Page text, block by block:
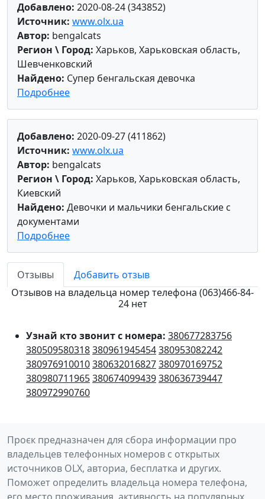
Добавлено: 2020-08-24 (343852)
Источник: www.olx.ua
Автор: bengalcats
Регион \ Город: Харьков, Харьковская область,
Шевченковский
Найдено: Супер бенгальская девочка
Подробнее
Добавлено: 2020-09-27 (411862)
Источник: www.olx.ua
Автор: bengalcats
Регион \ Город: Харьков, Харьковская область,
Киевский
Найдено: Девочки и мальчики бенгальские с
документами
Подробнее
Отзывы
Добавить отзыв
Отзывов на владельца номер телефона (063)466-84-
24 нет
Узнай кто звонит с номера: 380677283756
380509580318380961945454380953082242
380976910010380632016827380970169752
380980711965380674099439380636739447
380972990760
Проєк предназначен для сбора информации про
владельцев телефонных номеров с открытых
источников OLX, авториа, бесплатка и других.
Поможет определить владельца номера телефона,